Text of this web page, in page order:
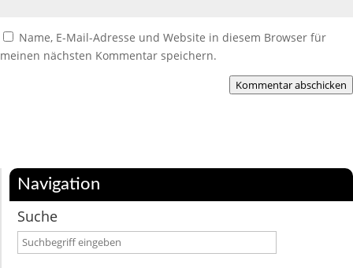
Name, E-Mail-Adresse und Website in diesem Browser für
meinen nächsten Kommentar speichern.
Kommentar abschicken
Navigation
Suche